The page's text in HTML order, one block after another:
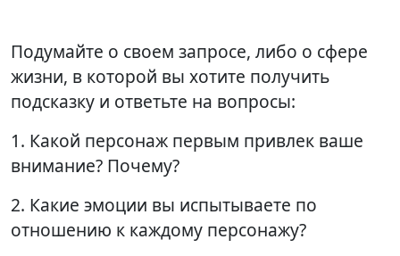
Подумайте о своем запросе, либо о сфере
жизни, в которой вы хотите получить
подсказку и ответьте на вопросы:
1. Какой персонаж первым привлек ваше
внимание? Почему?
2. Какие эмоции вы испытываете по
отношению к каждому персонажу?